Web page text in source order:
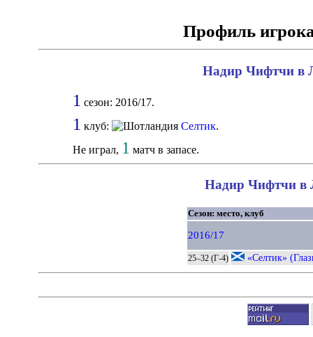
Профиль
Надир Чифтчи в
1 сезон: 2016/17.
1 клуб: Селтик.
Не играл, 1 матч в запасе.
Надир Чифтчи в
Сезон: место, клуб
2016/17
25–32 (Г-4) «Селтик»